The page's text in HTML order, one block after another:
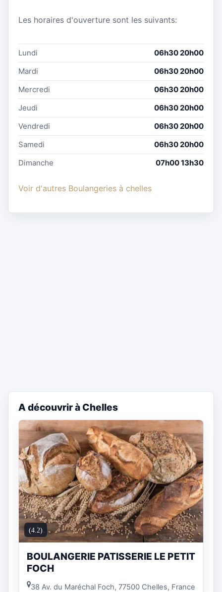
Les horaires d'ouverture sont les suivants:
Lundi
06h30 20h00
Mardi
06h30 20h00
Mercredi
06h30 20h00
Jeudi
06h30 20h00
Vendredi
06h30 20h00
Samedi
06h30 20h00
Dimanche
07h00 13h30
Voir d'autres Boulangeries à chelles
A découvrir à Chelles
(4.2)
BOULANGERIE PATISSERIE LE PETIT
FOCH
38 Av. du Maréchal Foch, 77500 Chelles, France